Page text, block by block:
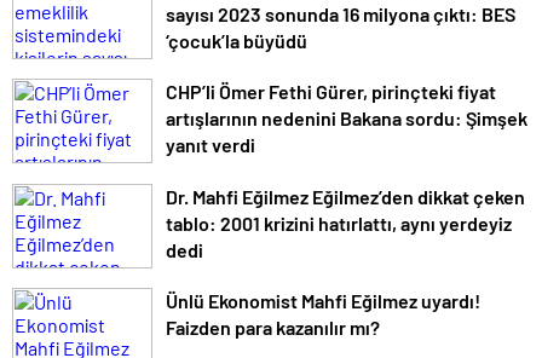
sayısı 2023 sonunda 16 milyona çıktı: BES
‘çocuk’la büyüdü
CHP’li Ömer Fethi Gürer, pirinçteki fiyat
artışlarının nedenini Bakana sordu: Şimşek
yanıt verdi
Dr. Mahfi Eğilmez Eğilmez’den dikkat çeken
tablo: 2001 krizini hatırlattı, aynı yerdeyiz
dedi
Ünlü Ekonomist Mahfi Eğilmez uyardı!
Faizden para kazanılır mı?